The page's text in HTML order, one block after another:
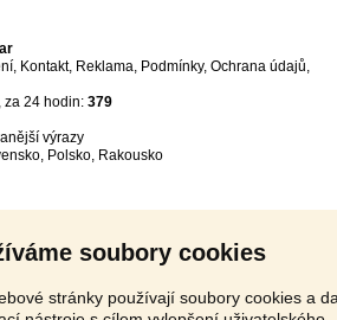
soubory cookies
stránky používají soubory cookies a
, Kontakt, Reklama, Podmínky, Ochrana údajů,
, za 24 hodin: 379
výrazy
, Polsko, Rakousko